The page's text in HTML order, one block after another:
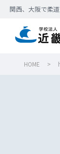
関西、大阪で柔
HOME >